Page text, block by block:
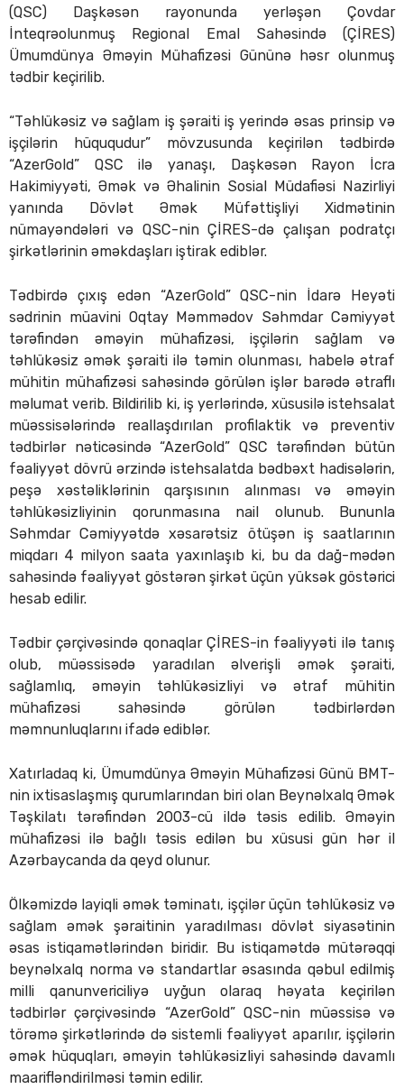
(QSC) Daşkəsən rayonunda yerləşən Çovdar
İnteqrəolunmuş Regional Emal Sahəsində (ÇİRES)
Ümumdünya Əməyin Mühafizəsi Gününə həsr olunmuş
tədbir keçirilib.
“Təhlükəsiz və sağlam iş şəraiti iş yerində əsas prinsip və
işçilərin hüququdur” mövzusunda keçirilən tədbirdə
“AzerGold” QSC ilə yanaşı, Daşkəsən Rayon İcra
Hakimiyyəti, Əmək və Əhalinin Sosial Müdafiəsi Nazirliyi
yanında Dövlət Əmək Müfəttişliyi Xidmətinin
nümayəndələri və QSC-nin ÇİRES-də çalışan podratçı
şirkətlərinin əməkdaşları iştirak ediblər.
Tədbirdə çıxış edən “AzerGold” QSC-nin İdarə Heyəti
sədrinin müavini Oqtay Məmmədov Səhmdar Cəmiyyət
tərəfindən əməyin mühafizəsi, işçilərin sağlam və
təhlükəsiz əmək şəraiti ilə təmin olunması, habelə ətraf
mühitin mühafizəsi sahəsində görülən işlər barədə ətraflı
məlumat verib. Bildirilib ki, iş yerlərində, xüsusilə istehsalat
müəssisələrində reallaşdırılan profilaktik və preventiv
tədbirlər nəticəsində “AzerGold” QSC tərəfindən bütün
fəaliyyət dövrü ərzində istehsalatda bədbəxt hadisələrin,
peşə xəstəliklərinin qarşısının alınması və əməyin
təhlükəsizliyinin qorunmasına nail olunub. Bununla
Səhmdar Cəmiyyətdə xəsarətsiz ötüşən iş saatlarının
miqdarı 4 milyon saata yaxınlaşıb ki, bu da dağ-mədən
sahəsində fəaliyyət göstərən şirkət üçün yüksək göstərici
hesab edilir.
Tədbir çərçivəsində qonaqlar ÇİRES-in fəaliyyəti ilə tanış
olub, müəssisədə yaradılan əlverişli əmək şəraiti,
sağlamlıq, əməyin təhlükəsizliyi və ətraf mühitin
mühafizəsi sahəsində görülən tədbirlərdən
məmnunluqlarını ifadə ediblər.
Xatırladaq ki, Ümumdünya Əməyin Mühafizəsi Günü BMT-
nin ixtisaslaşmış qurumlarından biri olan Beynəlxalq Əmək
Təşkilatı tərəfindən 2003-cü ildə təsis edilib. Əməyin
mühafizəsi ilə bağlı təsis edilən bu xüsusi gün hər il
Azərbaycanda da qeyd olunur.
Ölkəmizdə layiqli əmək təminatı, işçilər üçün təhlükəsiz və
sağlam əmək şəraitinin yaradılması dövlət siyasətinin
əsas istiqamətlərindən biridir. Bu istiqamətdə mütərəqqi
beynəlxalq norma və standartlar əsasında qəbul edilmiş
milli qanunvericiliyə uyğun olaraq həyata keçirilən
tədbirlər çərçivəsində “AzerGold” QSC-nin müəssisə və
törəmə şirkətlərində də sistemli fəaliyyət aparılır, işçilərin
əmək hüquqları, əməyin təhlükəsizliyi sahəsində davamlı
maarifləndirilməsi təmin edilir.